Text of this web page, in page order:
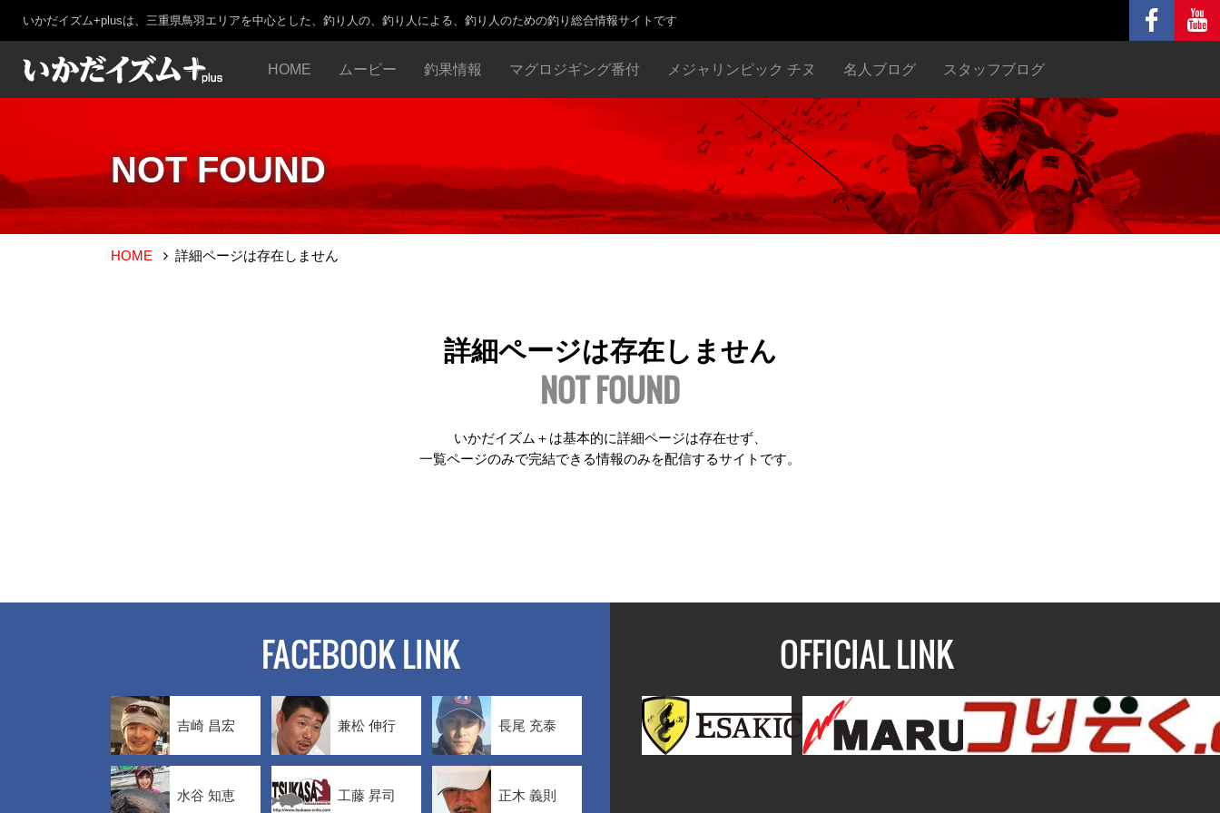
いかだイズム+plusは、三重県鳥羽エリアを中心とした、釣り人の、釣り人による、釣り人のための釣り総合情報サイトです
HOME ムービー 釣果情報 マグロジギング番付 メジャリンピック チヌ 名人ブログ スタッフブログ
NOT FOUND
HOME 詳細ページは存在しません
詳細ページは存在しません
NOT FOUND
いかだイズム＋は基本的に詳細ページは存在せず、
一覧ページのみで完結できる情報のみを配信するサイトです。
FACEBOOK LINK
吉崎 昌宏 兼松 伸行 長尾 充泰
水谷 知恵 工藤 昇司 正木 義則
OFFICIAL LINK